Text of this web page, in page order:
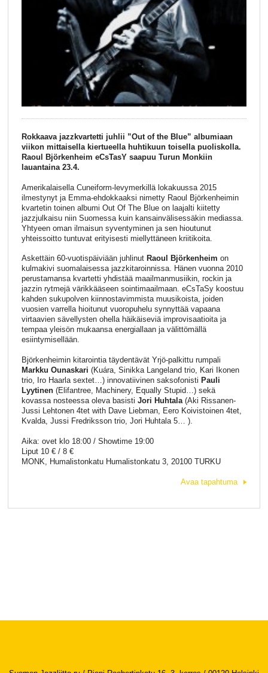
Rokkaava jazzkvartetti juhlii ”Out of the Blue” albumiaan
viikon mittaisella kiertueella huhtikuun toisella puoliskolla.
Raoul Björkenheim eCsTasY saapuu Turun Monkiin
lauantaina 23.4.
Amerikalaisella Cuneiform-levymerkillä lokakuussa 2015
ilmestynyt ja Emma-ehdokkaaksi nimetty Raoul Björkenheimin
kvartetin toinen albumi Out Of The Blue on laajalti kiitetty
jazzjulkaisu niin Suomessa kuin kansainvälisessäkin mediassa.
Yhtyeen oman ilmaisun syventyminen ja sen hioutunut
yhteissoitto tuntuvat erityisesti miellyttäneen kriitikoita.
Askettäin 60-vuotispäiviään juhlinut Raoul Björkenheim on
kulmakivi suomalaisessa jazzkitaroinnissa. Hänen vuonna 2010
perustamansa kvartetti yhdistää maailmanmusiikin, rockin ja
jazzin rytmejä värikkääseen sointimaailmaan. eCsTaSy koostuu
kahden sukupolven kiinnostavimmista muusikoista, joiden
vuosien varrella hioitunut vuoropuhelu synnyttää vapaana
virtaavien sävellysten ohella häikäiseviä improvisaatioita ja
tempaa yleisön mukaansa energiallaan ja välittömällä
esiintymisellään.
Björkenheimin kitarointia täydentävät Yrjö-palkittu rumpali
Markku Ounaskari (Kuára, Sinikka Langeland trio, Kari Ikonen
trio, Iro Haarla sextet…) innovatiivinen saksofonisti Pauli
Lyytinen(Elifantree, Machinery, Equally Stupid…) sekä
kovassa nosteessa oleva basisti Jori Huhtala(Aki Rissanen-
Jussi Lehtonen 4tet with Dave Liebman, Eero Koivistoinen 4tet,
Kvalda, Jussi Fredriksson trio, Jori Huhtala 5… ).
Aika: ovet klo 18:00 / Showtime 19:00
Liput 10 € / 8 €
MONK, Humalistonkatu Humalistonkatu 3, 20100 TURKU
Avaa tapahtuma